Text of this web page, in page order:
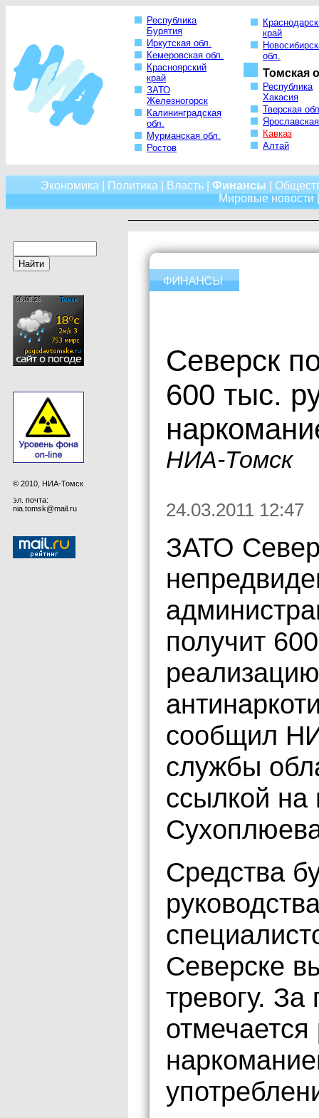
Республика
Бурятия
Иркутская обл.
Кемеровская обл.
Красноярский
край
ЗАТО
Железногорск
Калининградская
обл.
Мурманская обл.
Ростов
край
обл.
Томская
Республика
Хакасия
Тверская
Кавказ
Алтай
Экономика Политика Власть| Финансы
Мировые новости
© 2010, НИА-Томск
эл. почта:
nia.tomsk@mail.ru
Северск
600 тыс.
НИА-Томск
24.03.2011 12:47
ЗАТО
получит
сообщил
службы
ссылкой на
Средства
Северске
тревогу. За